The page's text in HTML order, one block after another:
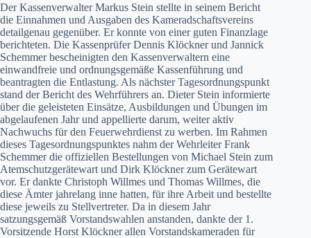
Der Kassenverwalter Markus Stein stellte in seinem Bericht
die Einnahmen und Ausgaben des Kameradschaftsvereins
detailgenau gegenüber. Er konnte von einer guten Finanzlage
berichteten. Die Kassenprüfer Dennis Klöckner und Jannick
Schemmer bescheinigten den Kassenverwaltern eine
einwandfreie und ordnungsgemäße Kassenführung und
beantragten die Entlastung. Als nächster Tagesordnungspunkt
stand der Bericht des Wehrführers an. Dieter Stein informierte
über die geleisteten Einsätze, Ausbildungen und Übungen im
abgelaufenen Jahr und appellierte darum, weiter aktiv
Nachwuchs für den Feuerwehrdienst zu werben. Im Rahmen
dieses Tagesordnungspunktes nahm der Wehrleiter Frank
Schemmer die offiziellen Bestellungen von Michael Stein zum
Atemschutzgerätewart und Dirk Klöckner zum Gerätewart
vor. Er dankte Christoph Willmes und Thomas Willmes, die
diese Ämter jahrelang inne hatten, für ihre Arbeit und bestellte
diese jeweils zu Stellvertreter. Da in diesem Jahr
satzungsgemäß Vorstandswahlen anstanden, dankte der 1.
Vorsitzende Horst Klöckner allen Vorstandskameraden für